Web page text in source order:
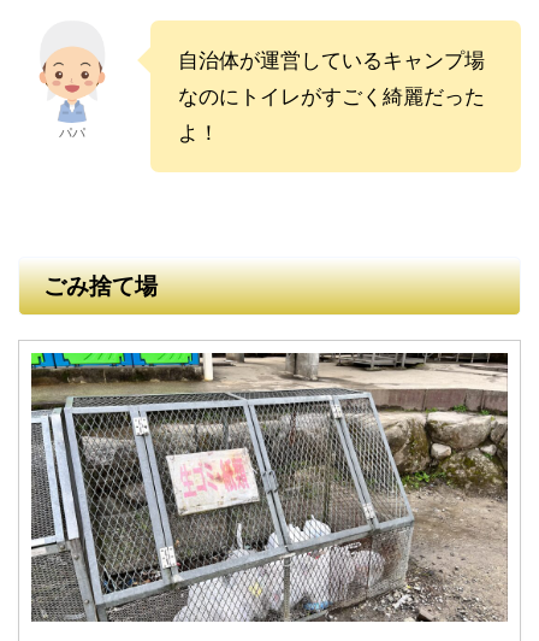
パパ
自治体が運営しているキャンプ場
なのにトイレがすごく綺麗だった
よ！
ごみ捨て場